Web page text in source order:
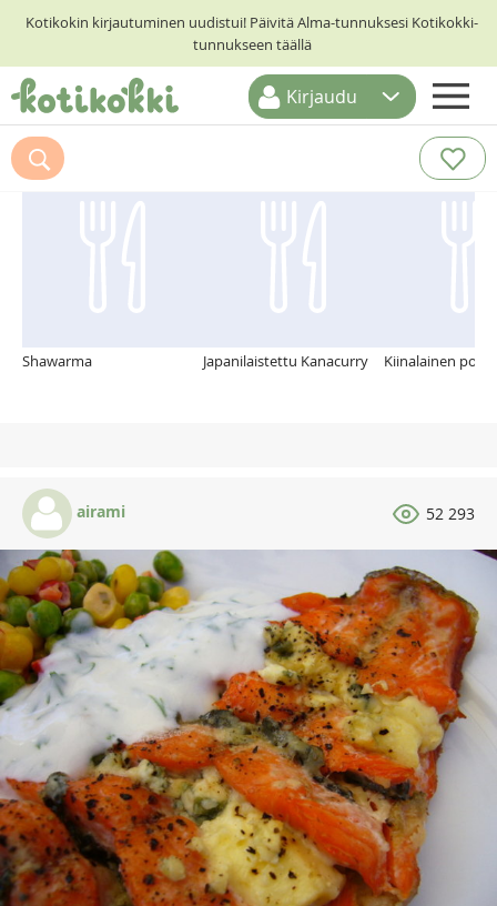
Kotikokin kirjautuminen uudistui! Päivitä Alma-tunnuksesi Kotikokki-
tunnukseen täällä
ETUSIVU
RESEPTIHAKU
Kirjaudu
Suosittelemme myös
Shawarma Japanilaistettu Kanacurry Kiinalainen
airami 52 293